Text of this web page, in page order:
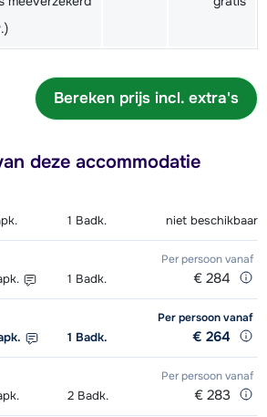
09.00-
09.00-
€ 175,00
09.00-
€ 175,00
11.15-
11.15-
€ 156,00
Bereken prijs incl. extra's
deze accommodatie
1 Badk. niet beschikbaar
Per persoonvanaf
1 Badk. € 284
Per persoonvanaf
1 Badk. € 264
Per persoonvanaf
2 Badk. € 283